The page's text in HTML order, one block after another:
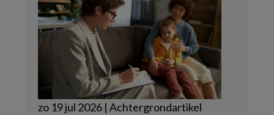
zo 19 jul 2026 | Achtergrondartikel